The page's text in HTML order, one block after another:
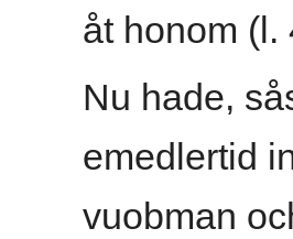
åt honom (l.
Nu hade,
emedlertid
vuobman